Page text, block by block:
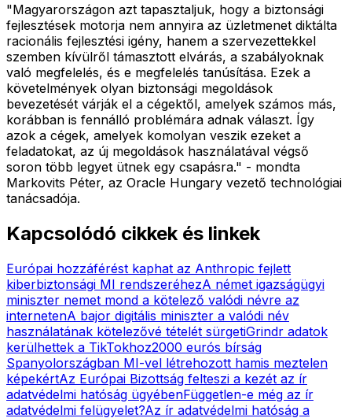
"Magyarországon azt tapasztaljuk, hogy a biztonsági
fejlesztések motorja nem annyira az üzletmenet diktálta
racionális fejlesztési igény, hanem a szervezettekkel
szemben kívülről támasztott elvárás, a szabályoknak
való megfelelés, és e megfelelés tanúsítása. Ezek a
követelmények olyan biztonsági megoldások
bevezetését várják el a cégektől, amelyek számos más,
korábban is fennálló problémára adnak választ. Így
azok a cégek, amelyek komolyan veszik ezeket a
feladatokat, az új megoldások használatával végső
soron több legyet ütnek egy csapásra." - mondta
Markovits Péter, az Oracle Hungary vezető technológiai
tanácsadója.
Kapcsolódó cikkek és linkek
Európai hozzáférést kaphat az Anthropic fejlett
kiberbiztonsági MI rendszeréhezA német igazságügyi
miniszter nemet mond a kötelező valódi névre az
internetenA bajor digitális miniszter a valódi név
használatának kötelezővé tételét sürgetiGrindr adatok
kerülhettek a TikTokhoz2000 eurós bírság
Spanyolországban MI-vel létrehozott hamis meztelen
képekértAz Európai Bizottság felteszi a kezét az ír
adatvédelmi hatóság ügyébenFüggetlen-e még az ír
adatvédelmi felügyelet?Az ír adatvédelmi hatóság a